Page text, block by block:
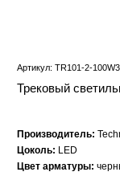
Артикул: TR101-2-
Трековый
Производитель:
Цоколь: LED
Цвет арматуры: